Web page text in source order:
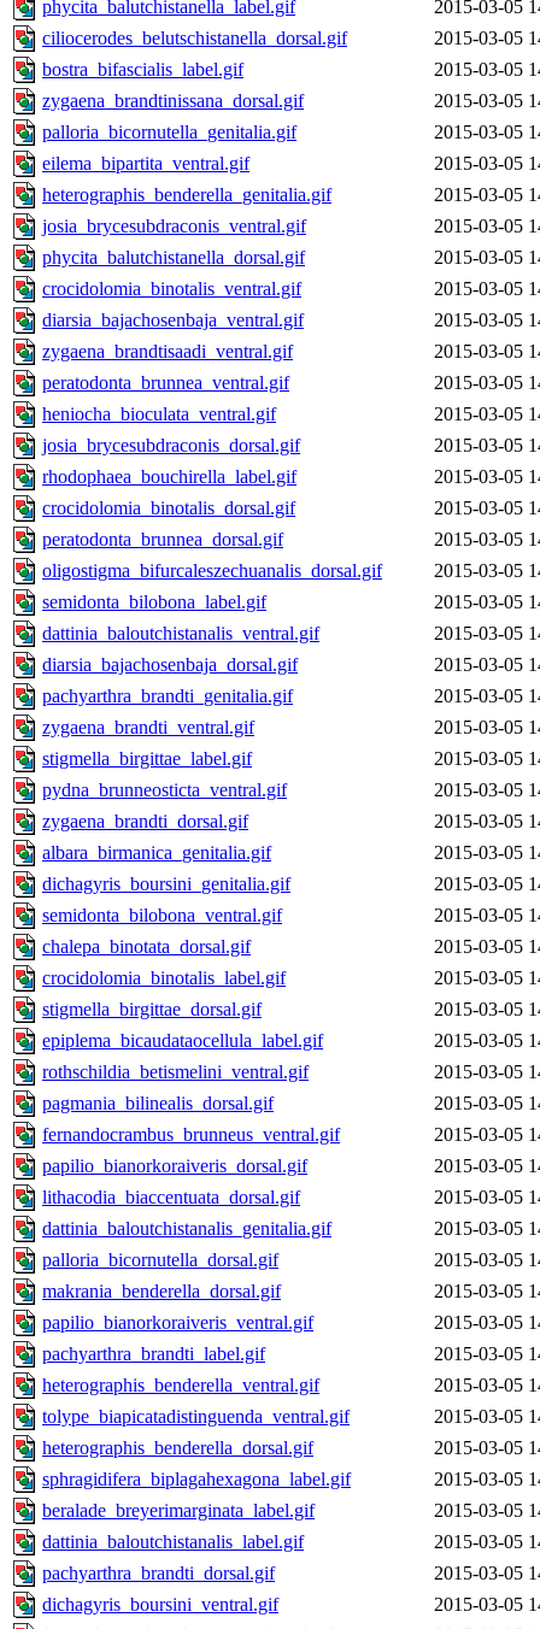
phycita_balutchistanella_label.gif
2015-03-05
ciliocerodes_belutschistanella_dorsal.gif
2015-03-05
bostra_bifascialis_label.gif
2015-03-05
zygaena_brandtinissana_dorsal.gif
2015-03-05
palloria_bicornutella_genitalia.gif
2015-03-05
eilema_bipartita_ventral.gif
2015-03-05
heterographis_benderella_genitalia.gif
2015-03-05
josia_brycesubdraconis_ventral.gif
2015-03-05
phycita_balutchistanella_dorsal.gif
2015-03-05
crocidolomia_binotalis_ventral.gif
2015-03-05
diarsia_bajachosenbaja_ventral.gif
2015-03-05
zygaena_brandtisaadi_ventral.gif
2015-03-05
peratodonta_brunnea_ventral.gif
2015-03-05
heniocha_bioculata_ventral.gif
2015-03-05
josia_brycesubdraconis_dorsal.gif
2015-03-05
rhodophaea_bouchirella_label.gif
2015-03-05
crocidolomia_binotalis_dorsal.gif
2015-03-05
peratodonta_brunnea_dorsal.gif
2015-03-05
oligostigma_bifurcaleszechuanalis_dorsal.gif
2015-03-05
semidonta_bilobona_label.gif
2015-03-05
dattinia_baloutchistanalis_ventral.gif
2015-03-05
diarsia_bajachosenbaja_dorsal.gif
2015-03-05
pachyarthra_brandti_genitalia.gif
2015-03-05
zygaena_brandti_ventral.gif
2015-03-05
stigmella_birgittae_label.gif
2015-03-05
pydna_brunneosticta_ventral.gif
2015-03-05
zygaena_brandti_dorsal.gif
2015-03-05
albara_birmanica_genitalia.gif
2015-03-05
dichagyris_boursini_genitalia.gif
2015-03-05
semidonta_bilobona_ventral.gif
2015-03-05
chalepa_binotata_dorsal.gif
2015-03-05
crocidolomia_binotalis_label.gif
2015-03-05
stigmella_birgittae_dorsal.gif
2015-03-05
epiplema_bicaudataocellula_label.gif
2015-03-05
rothschildia_betismelini_ventral.gif
2015-03-05
pagmania_bilinealis_dorsal.gif
2015-03-05
fernandocrambus_brunneus_ventral.gif
2015-03-05
papilio_bianorkoraiveris_dorsal.gif
2015-03-05
lithacodia_biaccentuata_dorsal.gif
2015-03-05
dattinia_baloutchistanalis_genitalia.gif
2015-03-05
palloria_bicornutella_dorsal.gif
2015-03-05
makrania_benderella_dorsal.gif
2015-03-05
papilio_bianorkoraiveris_ventral.gif
2015-03-05
pachyarthra_brandti_label.gif
2015-03-05
heterographis_benderella_ventral.gif
2015-03-05
tolype_biapicatadistinguenda_ventral.gif
2015-03-05
heterographis_benderella_dorsal.gif
2015-03-05
sphragidifera_biplagahexagona_label.gif
2015-03-05
beralade_breyerimarginata_label.gif
2015-03-05
dattinia_baloutchistanalis_label.gif
2015-03-05
pachyarthra_brandti_dorsal.gif
2015-03-05
dichagyris_boursini_ventral.gif
2015-03-05